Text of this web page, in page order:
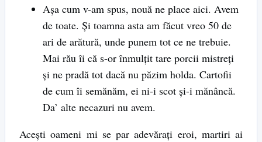
Aşa cum v-am spus, nouă ne place aici. Avem
de toate. Şi toamna asta am făcut vreo 50 de
ari de arătură, unde punem tot ce ne trebuie.
Mai rău îi că s-or înmulţit tare porcii mistreţi
şi ne pradă tot dacă nu păzim holda. Cartofii
de cum îi semănăm, ei ni-i scot şi-i mănâncă.
Da’ alte necazuri nu avem.
Aceşti oameni mi se par adevăraţi eroi, martiri ai